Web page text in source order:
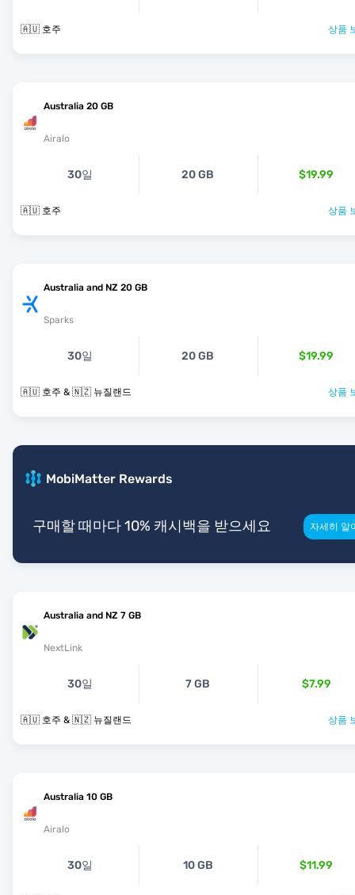
🇦🇺 호주 상품
Australia 20 GB
Airalo
30일 20 GB $19.99
🇦🇺 호주 상품
Australia and NZ 20 GB
Sparks
30일 20 GB $19.99
🇦🇺 호주 & 🇳🇿 뉴질랜드 상품
MobiMatter Rewards
구매할 때마다 10% 캐시백을 받으세요 자세히 알
Australia and NZ 7 GB
NextLink
30일 7 GB $7.99
🇦🇺 호주 & 🇳🇿 뉴질랜드 상품
Australia 10 GB
Airalo
30일 10 GB $11.99